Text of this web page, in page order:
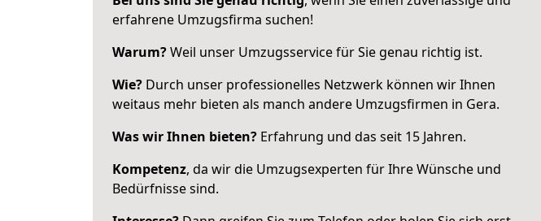
erfahrene Umzugsfirma suchen!
Warum?Weil unser Umzugsservice für Sie genau richtig ist.
Wie? Durch unser professionelles Netzwerk können wir Ihnen
weitaus mehr bieten als manch andere Umzugsfirmen in Gera.
Was wir Ihnen bieten? Erfahrung und das seit 15 Jahren.
Kompetenz, da wir die Umzugsexperten für Ihre Wünsche und
Bedürfnisse sind.